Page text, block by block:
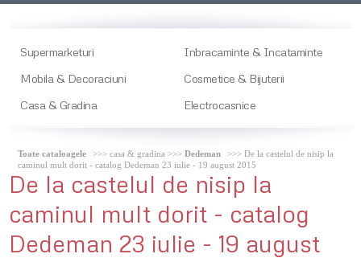
Supermarketuri
Inbracaminte & Incataminte
Mobila & Decoraciuni
Cosmetice & Bijuterii
Casa & Gradina
Electrocasnice
Toate cataloagele >>> casa & gradina >>>Dedeman
>>> De la castelul de nisip la
caminul mult dorit - catalog Dedeman 23 iulie - 19 august 2015
De la castelul de nisip la
caminul mult dorit - catalog
Dedeman 23 iulie - 19 august